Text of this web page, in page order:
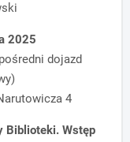
2025
dojazd
4
Biblioteki. Wstęp